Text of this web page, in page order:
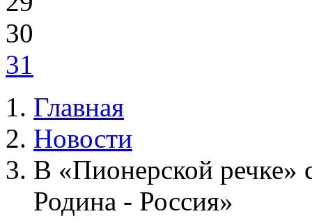
30
31
Главная
Новости
В «Пионерской речке»
Родина - Россия»